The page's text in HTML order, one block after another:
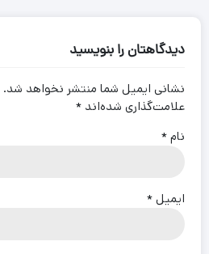
دیدگاهتان را بنویسید
نشانی ایمیل شما منتشر نخواهد شد.
علامت‌گذاری شده‌اند *
نام*
ایمیل*